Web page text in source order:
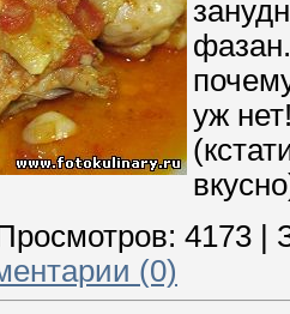
уж
4173
(0)